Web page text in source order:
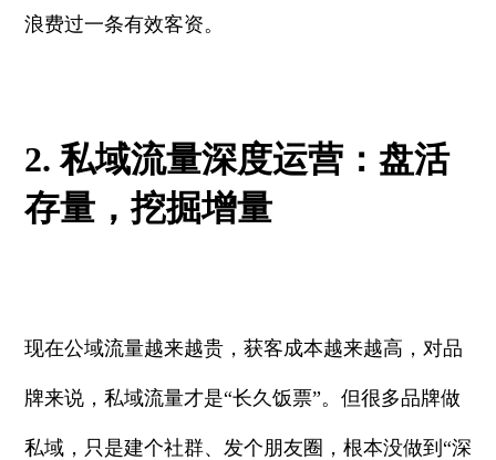
浪费过一条有效客资。
2. 私域流量深度运营：盘活
存量，挖掘增量
现在公域流量越来越贵，获客成本越来越高，对品
牌来说，私域流量才是“长久饭票”。但很多品牌做
私域，只是建个社群、发个朋友圈，根本没做到“深